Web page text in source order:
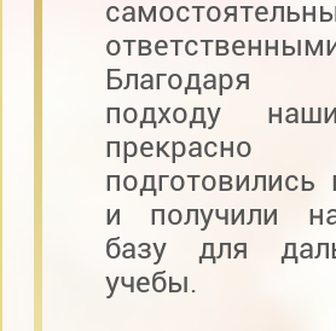
Благодаря
подходу
прекрасно
и получили
базу для
учебы.